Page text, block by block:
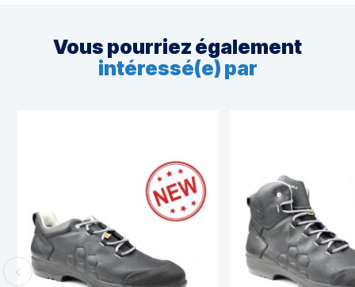
Vous pourriez également
intéressé(e) par